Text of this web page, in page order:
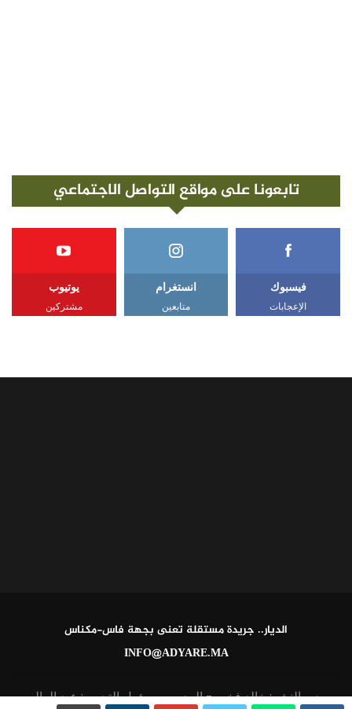
تابعونا على مواقع التواصل الاجتماعي
فيسبوك
الإعجابات
انستغرام
متابعين
يوتيوب
مشتركين
الديار.. جريدة مستقلة تعنى بجهة فاس-مكناس
INFO@ADYARE.MA
مدير النشر: خالد فخير - المدير ومسؤول التحرير: عبد العالي